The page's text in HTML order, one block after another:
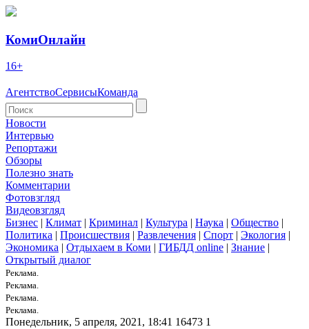
КомиОнлайн
16+
АгентствоСервисыКоманда
Новости
Интервью
Репортажи
Обзоры
Полезно знать
Комментарии
Фотовзгляд
Видеовзгляд
Бизнес | Климат | Криминал | Культура | Наука | Общество |
Политика | Происшествия | Развлечения | Спорт | Экология |
Экономика | Отдыхаем в Коми | ГИБДД online | Знание |
Открытый диалог
Реклама.
Реклама.
Реклама.
Реклама.
Понедельник, 5 апреля, 2021, 18:41 16473 1